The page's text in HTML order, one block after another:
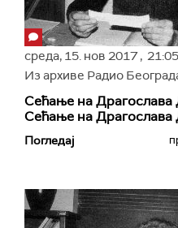
среда, 15. нов 2017, 21:05
Из архиве Радио
Сећање на Драгослава
Сећање на Драгослава
Погледај